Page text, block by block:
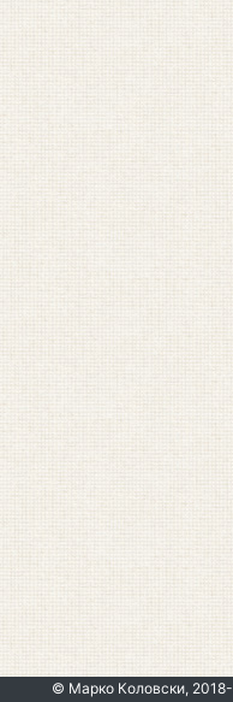
© Марко Коловски,